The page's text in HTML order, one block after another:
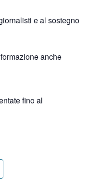
e al sostegno
anche
fino al